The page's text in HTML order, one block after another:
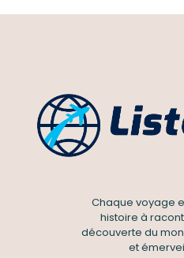
Chaque voyage
histoire à
découverte du
et